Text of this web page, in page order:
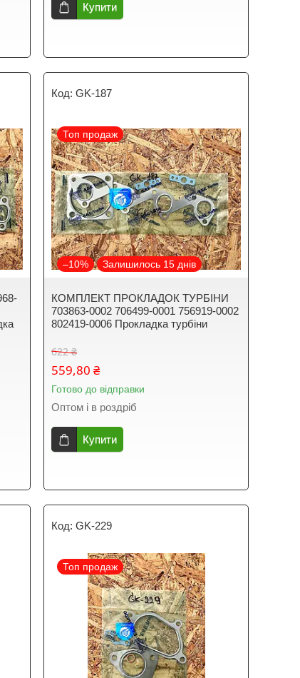
Купити
GK-187
Топ продаж
–10% Залишилось 15 днів
КОМПЛЕКТ ПРОКЛАДОК ТУРБІНИ
703863-0002 706499-0001 756919-0002
802419-0006 Прокладка турбіни
622 ₴
559,80 ₴
Готово до відправки
Оптом і в роздріб
Купити
GK-229
Топ продаж